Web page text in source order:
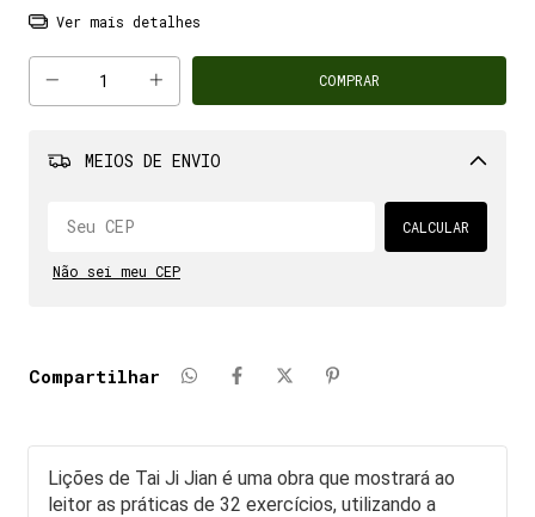
Ver mais detalhes
MEIOS DE ENVIO
Alterar
CEP
CALCULAR
Não sei meu CEP
Compartilhar
Lições de Tai Ji Jian é uma obra que mostrará ao
leitor as práticas de 32 exercícios, utilizando a